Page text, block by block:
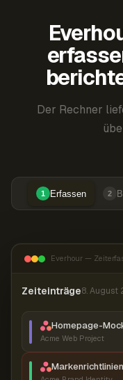
Der Rechner
1 Erfassen 2
Everhour —
Zeiteinträge8. August
Homepage-
Acme Web Project